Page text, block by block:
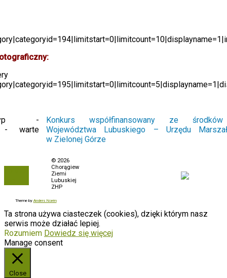
Konkurs współfinansowany ze
Województwa Lubuskiego – Urzędu
w Zielonej Górze
© 2026
Chorągiew
Ziemi
Lubuskiej
ZHP
Theme by Anders Norén
Ta strona używa ciasteczek (cookies), dzięki którym nasz
serwis może działać lepiej.
Rozumiem Dowiedz się więcej
Manage consent
Close